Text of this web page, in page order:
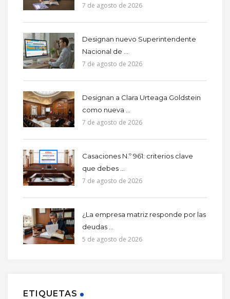
7 de agosto de 2026
Designan nuevo Superintendente
Nacional de ...
7 de agosto de 2026
Designan a Clara Urteaga Goldstein
como nueva ...
7 de agosto de 2026
Casaciones N.º 961: criterios clave
que debes ...
7 de agosto de 2026
¿La empresa matriz responde por las
deudas ...
5 de agosto de 2026
ETIQUETAS